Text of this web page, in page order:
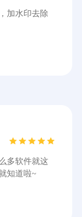
多软件就这
知道啦~
行视频制
可太轻松